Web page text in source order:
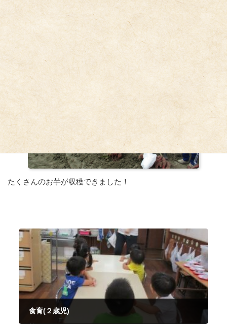
たくさんのお芋が収穫できました！
食育(２歳児)